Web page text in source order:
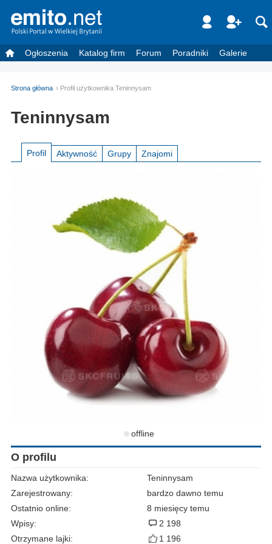
Ogłoszenia Katalog firm Forum Poradniki Galerie
Strona główna Profil użytkownika Teninnysam
Teninnysam
Profil Aktywność Grupy Znajomi
offline
O profilu
Nazwa użytkownika:
Teninnysam
Zarejestrowany:
bardzo dawno temu
Ostatnio online:
8 miesięcy temu
Wpisy:
2 198
Otrzymane lajki:
1 196